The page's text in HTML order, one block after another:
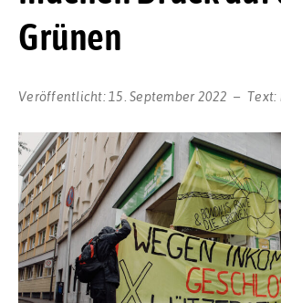
Grünen
Veröffentlicht: 15. September 2022 Text: